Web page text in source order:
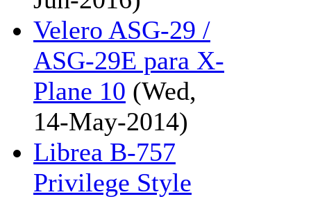
Velero ASG-29 /
ASG-29E para X-
Plane 10 (Wed,
14-May-2014)
Librea B-757
Privilege Style